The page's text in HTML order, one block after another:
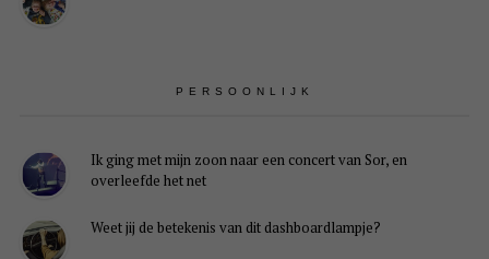
PERSOONLIJK
Ik ging met mijn zoon naar een concert van Sor, en
overleefde het net
Weet jij de betekenis van dit dashboardlampje?